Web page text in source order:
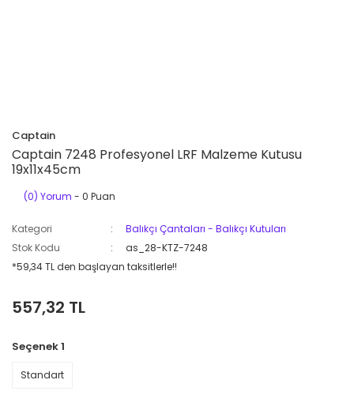
Captain
Captain 7248 Profesyonel LRF Malzeme Kutusu
19x11x45cm
(0) Yorum - 0 Puan
Kategori
Balıkçı Çantaları - Balıkçı Kutuları
Stok Kodu
as_28-KTZ-7248
*59,34 TL den başlayan taksitlerle!!
557,32 TL
Seçenek 1
Standart